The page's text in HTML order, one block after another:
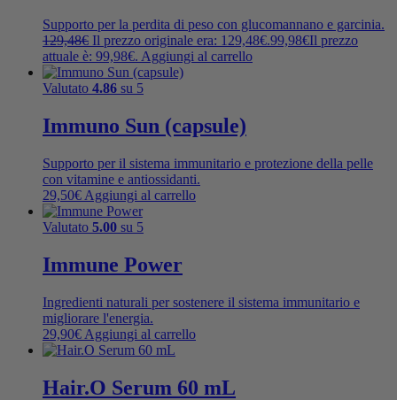
Supporto per la perdita di peso con glucomannano e garcinia.
129,48€ Il prezzo originale era: 129,48€.99,98€Il prezzo
attuale è: 99,98€. Aggiungi al carrello
Valutato 4.86 su 5
Immuno Sun (capsule)
Supporto per il sistema immunitario e protezione della pelle
con vitamine e antiossidanti.
29,50€ Aggiungi al carrello
Valutato 5.00 su 5
Immune Power
Ingredienti naturali per sostenere il sistema immunitario e
migliorare l'energia.
29,90€ Aggiungi al carrello
Hair.O Serum 60 mL